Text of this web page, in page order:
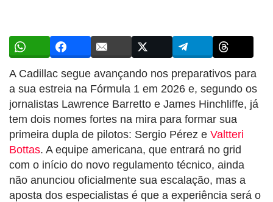
A Cadillac segue avançando nos preparativos para
a sua estreia na Fórmula 1 em 2026 e, segundo os
jornalistas Lawrence Barretto e James Hinchliffe, já
tem dois nomes fortes na mira para formar sua
primeira dupla de pilotos: Sergio Pérez e Valtteri
Bottas. A equipe americana, que entrará no grid
com o início do novo regulamento técnico, ainda
não anunciou oficialmente sua escalação, mas a
aposta dos especialistas é que a experiência será o